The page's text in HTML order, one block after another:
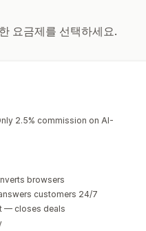
요금제를 선택하세요.
2.5% commission on AI-
browsers
customers 24/7
— closes deals